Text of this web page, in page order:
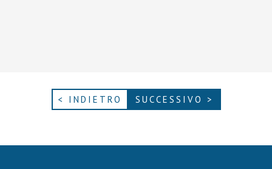
< INDIETRO SUCCESSIVO >